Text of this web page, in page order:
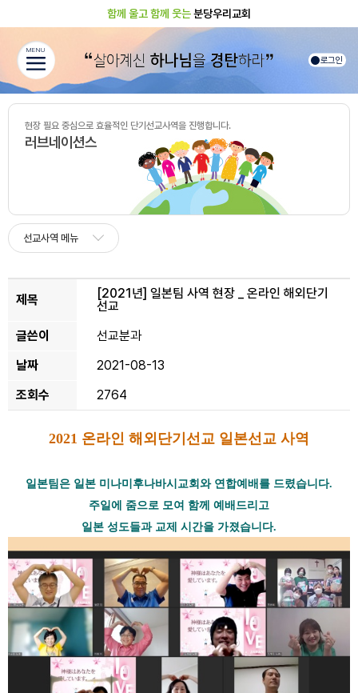
함께 울고 함께 웃는분당우리교회
로그인
MENU
러브네이션스
현장 필요 중심으로 효율적인 단기선교사역을 진행합니다.
선교사역 메뉴
제목 [2021년] 일본팀 사역 현장 _ 온라인 해외단기
선교
글쓴이
선교분과
날짜
2021-08-13
조회수
2764
2021 온라인 해외단기선교 일본선교 사역
일본팀은 일본 미나미후나바시교회와 연합예배를 드렸습니다.
주일에 줌으로 모여 함께 예배드리고
일본 성도들과 교제 시간을 가졌습니다.